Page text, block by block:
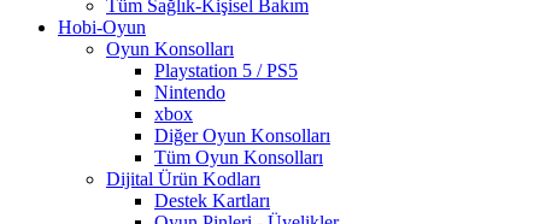
Tüm Sağlık-Kişisel Bakım
Hobi-Oyun
Oyun Konsolları
Playstation 5 / PS5
Nintendo
xbox
Diğer Oyun Konsolları
Tüm Oyun Konsolları
Dijital Ürün Kodları
Destek Kartları